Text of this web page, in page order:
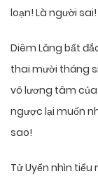
loạn! Là người sai!
Diêm Lăng bất
thai mười tháng
vô lương tâm
ngược lại muốn
sao!
Tử Uyển nhìn